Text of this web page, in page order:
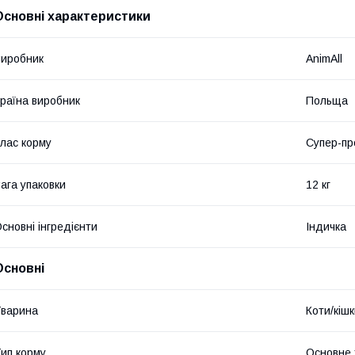
характеристики
AnimAll
виробник Польща
корму Супер-
упаковки 12 кг
інгредієнти Індичка
Коти/